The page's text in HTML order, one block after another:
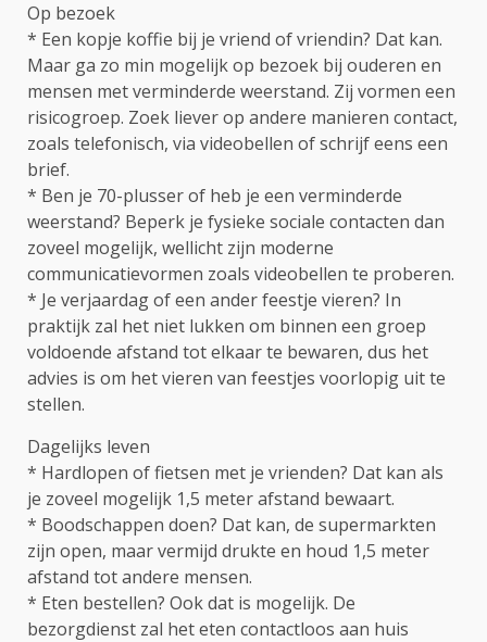
Op bezoek
* Een kopje koffie bij je vriend of vriendin? Dat kan.
Maar ga zo min mogelijk op bezoek bij ouderen en
mensen met verminderde weerstand. Zij vormen een
risicogroep. Zoek liever op andere manieren contact,
zoals telefonisch, via videobellen of schrijf eens een
brief.
* Ben je 70-plusser of heb je een verminderde
weerstand? Beperk je fysieke sociale contacten dan
zoveel mogelijk, wellicht zijn moderne
communicatievormen zoals videobellen te proberen.
* Je verjaardag of een ander feestje vieren? In
praktijk zal het niet lukken om binnen een groep
voldoende afstand tot elkaar te bewaren, dus het
advies is om het vieren van feestjes voorlopig uit te
stellen.
Dagelijks leven
* Hardlopen of fietsen met je vrienden? Dat kan als
je zoveel mogelijk 1,5 meter afstand bewaart.
* Boodschappen doen? Dat kan, de supermarkten
zijn open, maar vermijd drukte en houd 1,5 meter
afstand tot andere mensen.
* Eten bestellen? Ook dat is mogelijk. De
bezorgdienst zal het eten contactloos aan huis